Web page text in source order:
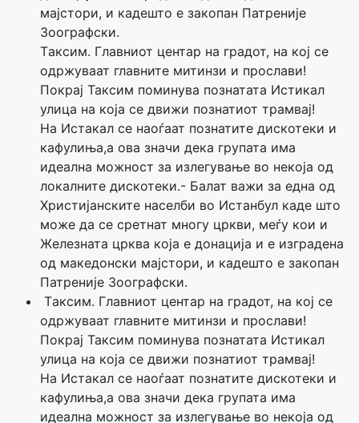
мајстори, и кадешто е закопан Патреније
Зоографски.
Tаксим. Главниот центар на градот, на кој се
одржуваат главните митинзи и прослави!
Покрај Таксим поминува познатата Истикал
улица на која се движи познатиот трамвај!
На Истакал се наоѓаат познатите дискотеки и
кафулиња,а ова значи дека групата има
идеална можност за излегување во некоја од
локалните дискотеки.- Балат важи за една од
Христијанските населби во Истанбул каде што
може да се сретнат многу цркви, меѓу кои и
Железната црква која е донација и е изградена
од македонски мајстори, и кадешто е закопан
Патреније Зоографски.
Tаксим. Главниот центар на градот, на кој се
одржуваат главните митинзи и прослави!
Покрај Таксим поминува познатата Истикал
улица на која се движи познатиот трамвај!
На Истакал се наоѓаат познатите дискотеки и
кафулиња,а ова значи дека групата има
идеална можност за излегување во некоја од